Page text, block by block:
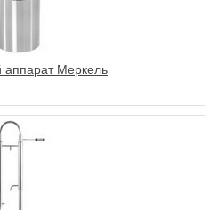
Меркель